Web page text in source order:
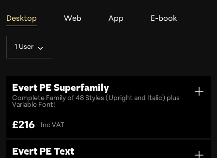
Desktop Web App E-book
1 User
Evert PE Superfamily
Complete Family of 48 Styles (Upright and Italic) plus
Variable Font!
£216 Inc VAT
Evert PE Text